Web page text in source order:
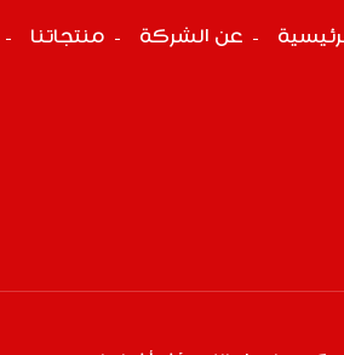
عن الشركة منتجاتنا